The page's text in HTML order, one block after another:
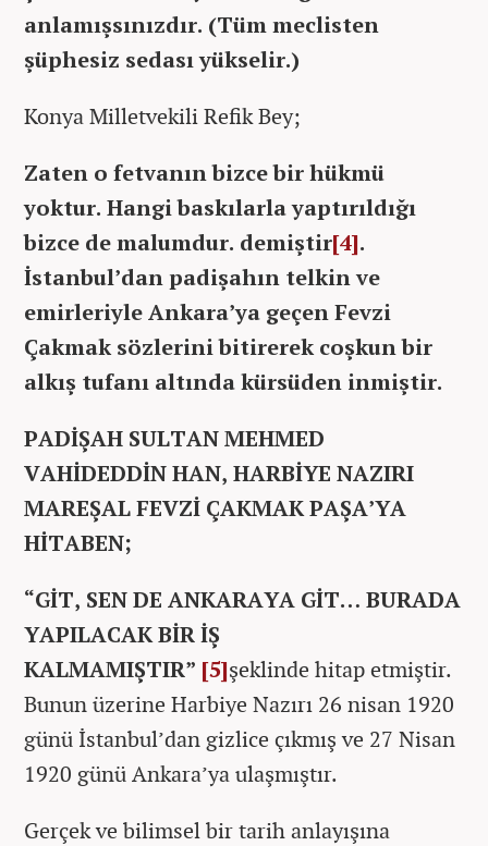
anlamışsınızdır. (Tüm meclisten
şüphesiz sedası yükselir.)
Konya Milletvekili Refik Bey;
Zaten o fetvanın bizce bir hükmü
yoktur. Hangi baskılarla yaptırıldığı
bizce de malumdur. demiştir[4].
İstanbul’dan padişahın telkin ve
emirleriyle Ankara’ya geçen Fevzi
Çakmak sözlerini bitirerek coşkun bir
alkış tufanı altında kürsüden inmiştir.
PADİŞAH SULTAN MEHMED
VAHİDEDDİN HAN, HARBİYE NAZIRI
MAREŞAL FEVZİ ÇAKMAK PAŞA’YA
HİTABEN;
“GİT, SEN DE ANKARAYA GİT… BURADA
YAPILACAK BİR İŞ
KALMAMIŞTIR” [5]şeklinde hitap etmiştir.
Bunun üzerine Harbiye Nazırı 26 nisan 1920
günü İstanbul’dan gizlice çıkmış ve 27 Nisan
1920 günü Ankara’ya ulaşmıştır.
Gerçek ve bilimsel bir tarih anlayışına